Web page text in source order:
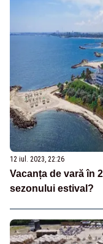
12 iul. 2023, 22:26
Vacanța de vară în
sezonului estival?